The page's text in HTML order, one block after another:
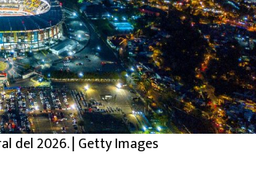
del 2026. | Getty Images